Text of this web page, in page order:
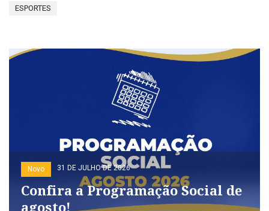
ESPORTES
Novo 31 DE JULHO DE 2026
Confira a Programação Social de
agosto!